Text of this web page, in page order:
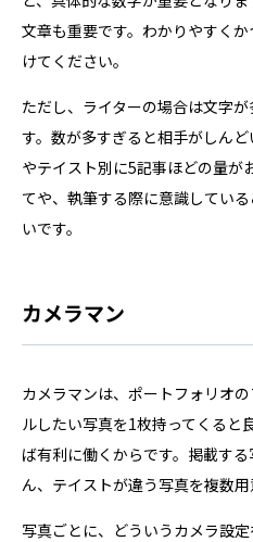
文章も重要です。わかりやすく
けてください。
ただし、ライターの場合は文字
す。数が多すぎると相手がしん
やテイスト別に5記事ほどの量が
てや、執筆する際に意識してい
いです。
カメラマン
カメラマンは、ポートフォリオ
ルしたい写真を1枚持ってくると
ば有利に働くからです。掲載す
ん、テイストが違う写真を複数用
写真ごとに、どういうカメラ設